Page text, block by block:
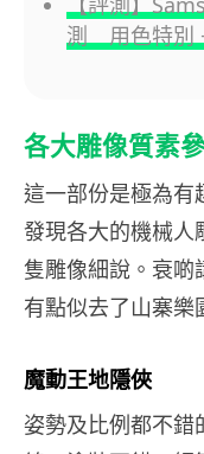
測 用色特別
各大雕像質素
這一部份是極為有
發現各大的機械人
隻雕像細說。衰啲
有點似去了山寨
魔動王地隱俠
姿勢及比例都不錯